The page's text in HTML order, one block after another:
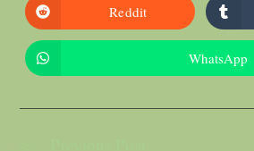
Reddit
WhatsApp